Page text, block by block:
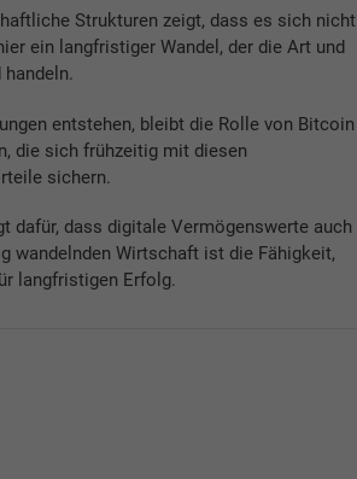
Strukturen zeigt, dass es sich nicht
ein langfristiger Wandel, der die Art und
entstehen, bleibt die Rolle von Bitcoin
die sich frühzeitig mit diesen
sichern.
dafür, dass digitale Vermögenswerte auch
wandelnden Wirtschaft ist die Fähigkeit,
langfristigen Erfolg.